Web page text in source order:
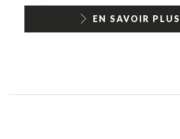
EN SAVOIR PLUS